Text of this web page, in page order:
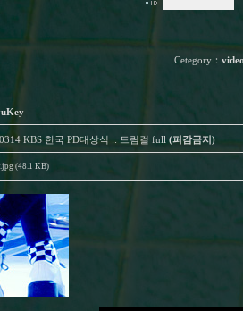
Cetegory ：
KBS 한국 PD대상식 :: 드림걸 full (퍼감금지)
(48.1 KB)